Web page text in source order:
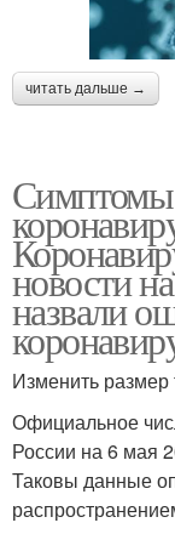
читать дальше →
Симптомы
новости
назвали
Изменить размер
Официальное
России на 6 мая
Таковы данные